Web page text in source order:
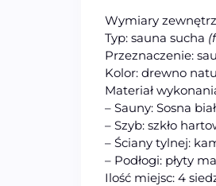
Wymiary
Typ: sauna sucha
Przeznaczenie:
Kolor: drewno
Materiał
– Sauny: Sosna
– Szyb: szkło
– Ściany tylnej:
– Podłogi: płyty
Ilość miejsc: 4